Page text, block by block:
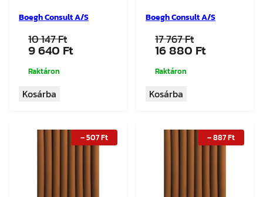
Boegh Consult A/S
10 147Ft
Original
was:
147 Ft.
9 640 FtCurrent
Raktáron
Kosárba
Boegh Consult A/S
17 767Ft
Original
was:
767 Ft.
16 880 FtCurrent
Raktáron
Kosárba
–507Ft –887Ft